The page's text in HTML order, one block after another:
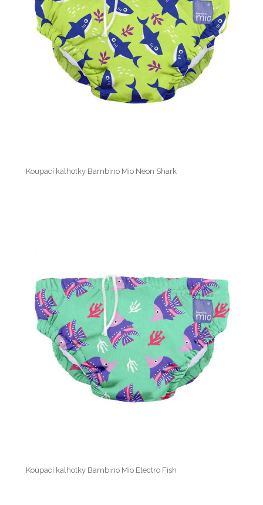
Koupací kalhotky Bambino Mio Neon Shark
Koupací kalhotky Bambino Mio Electro Fish